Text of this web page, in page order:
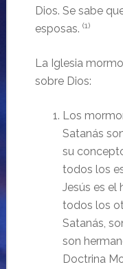
Dios. Se sabe
esposas. (1)
La Iglesia
sobre Dios:
Los
Satanás
su
todos los
Jesús es el
todos los
Satanás,
son
Doctrina